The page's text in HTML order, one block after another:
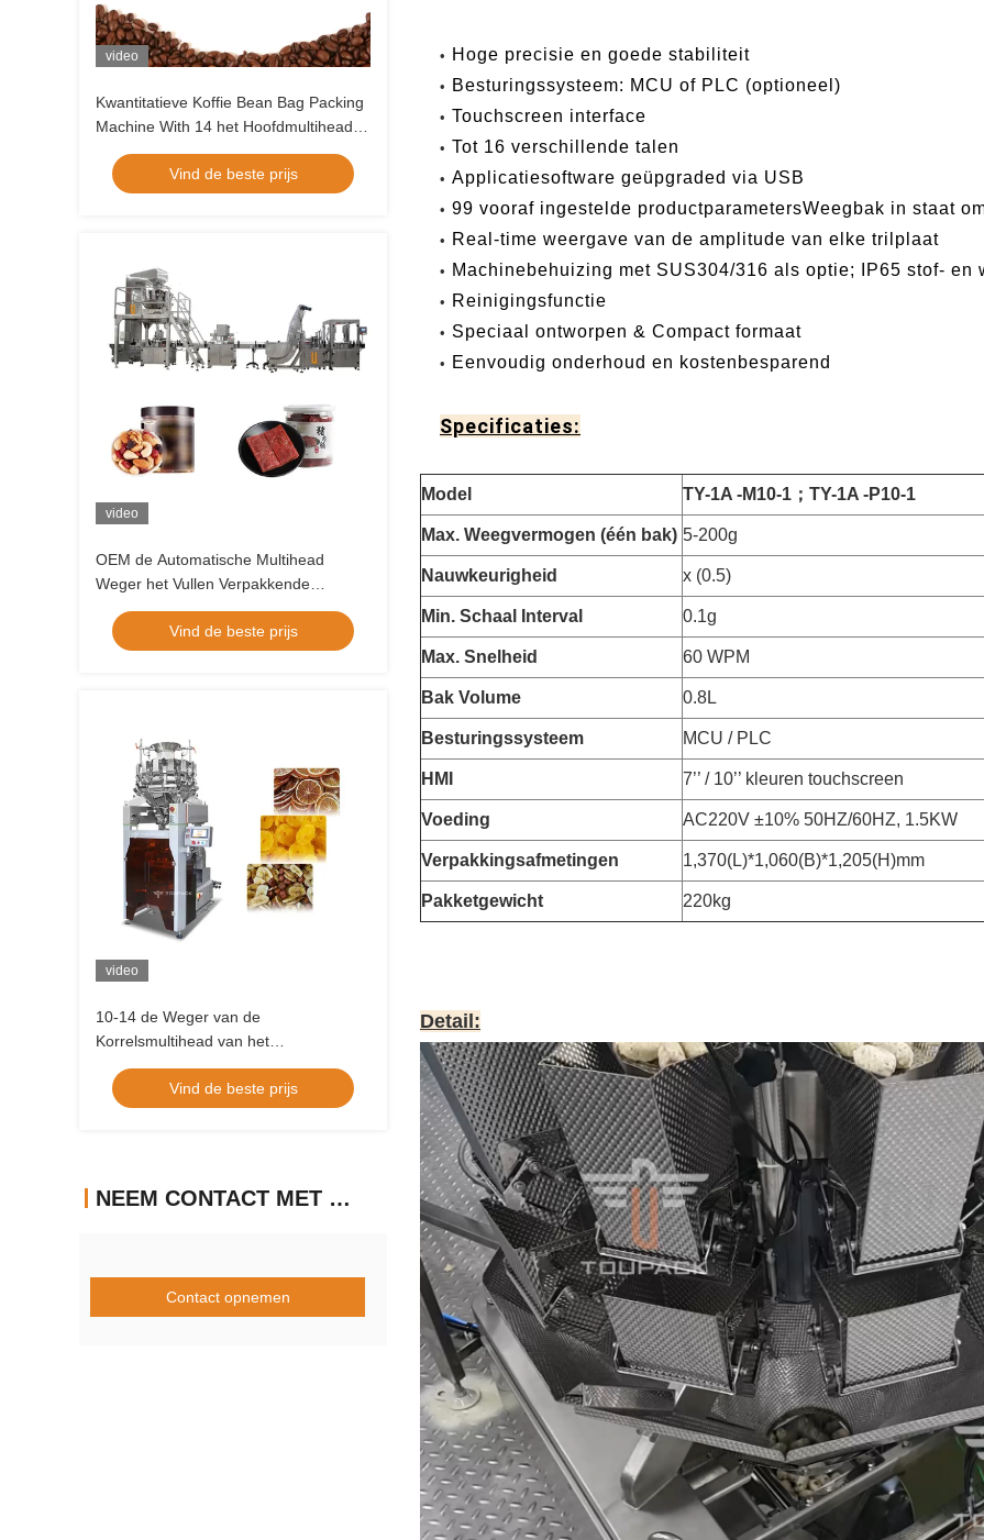
video
Kwantitatieve Koffie Bean Bag Packing
Machine With 14 het Hoofdmultihead-
Weger Automatische Vullen
Vind de beste prijs
video
OEM de Automatische Multihead
Weger het Vullen Verpakkende
Machine van de Systeem Stevige
Korrel
Vind de beste prijs
video
10-14 de Weger van de
Korrelsmultihead van het
vultrechtersroestvrije staal met Touch
screenbeeldschermsysteem
Vind de beste prijs
NEEM CONTACT MET ONS OP
Contact opnemen
• Hoge precisie en goede stabiliteit
• Besturingssysteem: MCU of PLC (optioneel)
• Touchscreen interface
• Tot 16 verschillende talen
• Applicatiesoftware geüpgraded via USB
• 99 vooraf ingestelde productparametersWeegbak in staat
• Real-time weergave van de amplitude van elke trilplaat
• Machinebehuizing met SUS304/316 als optie; IP65 stof- en
• Reinigingsfunctie
• Speciaal ontworpen & Compact formaat
• Eenvoudig onderhoud en kostenbesparend
Specificaties:
Model TY-1A -M10-1 ； TY-1A -P10-1
Max. Weegvermogen (één bak) 5-200g
Nauwkeurigheid x (0.5)
Min. Schaal Interval 0.1g
Max. Snelheid 60 WPM
Bak Volume 0.8L
Besturingssysteem MCU / PLC
HMI 7’’ / 10’’ kleuren touchscreen
Voeding AC220V ±10% 50HZ/60HZ, 1.5KW
Verpakkingsafmetingen 1,370(L)*1,060(B)*1,205(H)mm
Pakketgewicht 220kg
Detail: